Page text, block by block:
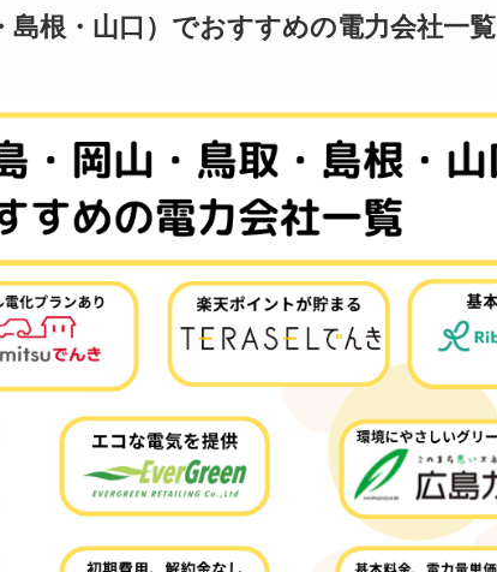
島根・山口）でおすすめの電力会社一覧